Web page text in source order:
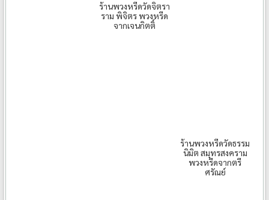
ร้านพวงหรีดวัดจิตรา
ราม พิจิตร พวงหรีด
จากเจนกิตติ์
ร้านพวงหรีดวัดธรรม
นิมิต สมุทรสงคราม
พวงหรีดจากตรี
ศรัณย์